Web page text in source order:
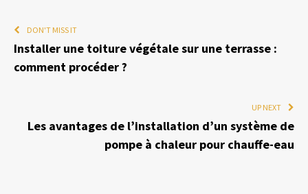
DON'T MISS IT
Installer une toiture végétale sur une terrasse :
comment procéder ?
UP NEXT
Les avantages de l’installation d’un système de
pompe à chaleur pour chauffe-eau